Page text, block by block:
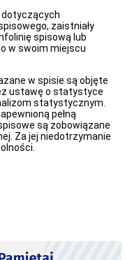
dotyczących
zaistniały
spisową lub
w swoim miejscu
w spisie są objęte
ustawę o statystyce
statystycznym.
pełną
są zobowiązane
Za jej niedotrzymanie